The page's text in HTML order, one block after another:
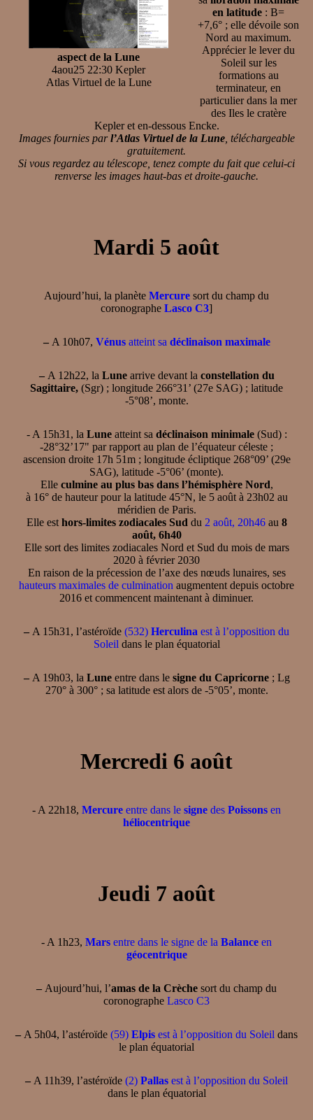
aspect de la Lune
4aou25 22:30 Kepler
Atlas Virtuel de la Lune
en latitude : B=
+7,6° ; elle dévoile son
Nord au maximum.
Apprécier le lever du
Soleil sur les
formations au
terminateur, en
particulier dans la mer
des Iles le cratère
Kepler et en-dessous Encke.
Images fournies parl’Atlas Virtuel de la Lune, téléchargeable
gratuitement.
Si vous regardez au télescope, tenez compte du fait que celui-ci
renverse les images haut-bas et droite-gauche.
Mardi 5 août
Aujourd’hui, la planète Mercure sort du champ du
coronographe Lasco C3]
–A 10h07, Vénusatteint sa déclinaison maximale
–A 12h22, la Lunearrive devant la constellation du
Sagittaire, (Sgr) ; longitude 266°31’ (27e SAG) ; latitude
-5°08’, monte.
- A 15h31, la Luneatteint sa déclinaison minimale(Sud) :
-28°32’17" par rapport au plan de l’équateur céleste ;
ascension droite 17h 51m ; longitude écliptique 268°09’ (29e
SAG), latitude -5°06’ (monte).
Elle culmine au plus bas dans l’hémisphère Nord,
à 16° de hauteur pour la latitude 45°N, le 5 août à 23h02 au
méridien de Paris.
Elle est hors-limites zodiacales Sud du 2 août, 20h46au 8
août, 6h40
Elle sort des limites zodiacales Nord et Sud du mois de mars
2020 à février 2030
En raison de la précession de l’axe des nœuds lunaires, ses
hauteurs maximales de culmination augmentent depuis octobre
2016 et commencent maintenant à diminuer.
– A 15h31, l’astéroïde (532) Herculina est à l’opposition du
Soleil dans le plan équatorial
–A 19h03, la Luneentre dans le signe du Capricorne; Lg
270° à 300° ; sa latitude est alors de -5°05’, monte.
Mercredi 6 août
- A 22h18, Mercure entre dans le signe des Poissons en
héliocentrique
Jeudi 7 août
- A 1h23, Mars entre dans le signe de la Balance en
géocentrique
– Aujourd’hui, l’amas de la Crèche sort du champ du
coronographe Lasco C3
– A 5h04, l’astéroïde (59) Elpis est à l’opposition du Soleil dans
le plan équatorial
– A 11h39, l’astéroïde (2) Pallas est à l’opposition du Soleil
dans le plan équatorial